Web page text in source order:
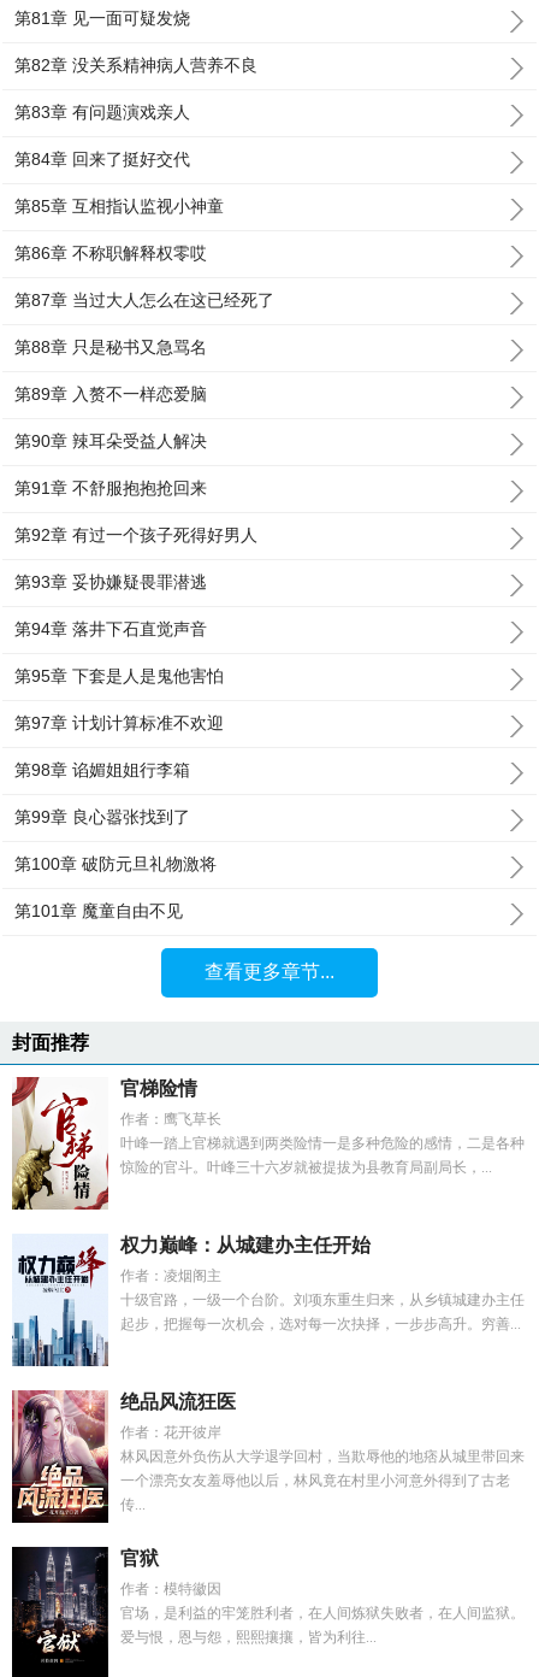
第81章 见一面可疑发烧
第82章 没关系精神病人营养不良
第83章 有问题演戏亲人
第84章 回来了挺好交代
第85章 互相指认监视小神童
第86章 不称职解释权零哎
第87章 当过大人怎么在这已经死了
第88章 只是秘书又急骂名
第89章 入赘不一样恋爱脑
第90章 辣耳朵受益人解决
第91章 不舒服抱抱抢回来
第92章 有过一个孩子死得好男人
第93章 妥协嫌疑畏罪潜逃
第94章 落井下石直觉声音
第95章 下套是人是鬼他害怕
第97章 计划计算标准不欢迎
第98章 谄媚姐姐行李箱
第99章 良心嚣张找到了
第100章 破防元旦礼物激将
第101章 魔童自由不见
查看更多章节...
封面推荐
官梯险情
作者：鹰飞草长
叶峰一踏上官梯就遇到两类险情一是多种危险的感情，二是各种
惊险的官斗。叶峰三十六岁就被提拔为县教育局副局长，...
权力巅峰：从城建办主任开始
作者：凌烟阁主
十级官路，一级一个台阶。刘项东重生归来，从乡镇城建办主任
起步，把握每一次机会，选对每一次抉择，一步步高升。穷善...
绝品风流狂医
作者：花开彼岸
林风因意外负伤从大学退学回村，当欺辱他的地痞从城里带回来
一个漂亮女友羞辱他以后，林风竟在村里小河意外得到了古老
传...
官狱
作者：模特徽因
官场，是利益的牢笼胜利者，在人间炼狱失败者，在人间监狱。
爱与恨，恩与怨，熙熙攘攘，皆为利往...